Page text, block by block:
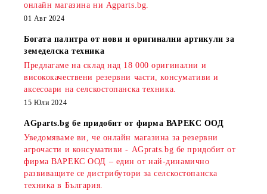
онлайн магазина ни Agparts.bg.
01 Авг 2024
Богата палитра от нови и оригинални артикули за
земеделска техника
Предлагаме на склад над 18 000 оригинални и
висококачествени резервни части, консумативи и
аксесоари на селскостопанска техника.
15 Юли 2024
AGparts.bg бе придобит от фирма ВАРЕКС ООД
Уведомяваме ви, че онлайн магазина за резервни
агрочасти и консумативи - AGprats.bg бе придобит от
фирма ВАРЕКС ООД – един от най-динамично
развиващите се дистрибутори за селскостопанска
техника в България.